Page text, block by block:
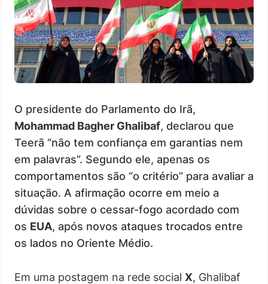
O presidente do Parlamento do Irã,
Mohammad Bagher Ghalibaf, declarou que
Teerã “não tem confiança em garantias nem
em palavras”. Segundo ele, apenas os
comportamentos são “o critério” para avaliar a
situação. A afirmação ocorre em meio a
dúvidas sobre o cessar-fogo acordado com
os EUA, após novos ataques trocados entre
os lados no Oriente Médio.
Em uma postagem na rede social X, Ghalibaf